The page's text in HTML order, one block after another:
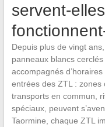
servent-
Depuis plus de vingt
panneaux blancs
accompagnés
entrées des ZTL : zones
transports en commun,
spéciaux, peuvent
Taormine, chaque ZTL